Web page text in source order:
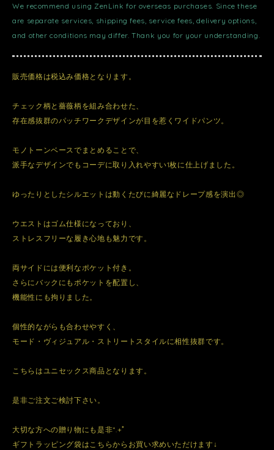
We recommend using ZenLink for overseas purchases. Since these
are separate services, shipping fees, service fees, delivery options,
and other conditions may differ. Thank you for your understanding.
販売価格は税込み価格となります。
チェック柄と薔薇柄を組み合わせた、
存在感抜群のパッチワークデザインが目を惹くワイドパンツ。
モノトーンベースでまとめることで、
派手なデザインでもコーデに取り入れやすい1枚に仕上げました。
ゆったりとしたシルエットは動くたびに綺麗なドレープ感を演出◎
ウエストはゴム仕様になっており、
ストレスフリーな履き心地も魅力です。
両サイドには便利なポケット付き。
さらにバックにもポケットを配置し、
機能性にも拘りました。
個性的ながらも合わせやすく、
モード・ヴィジュアル・ストリートスタイルに相性抜群です。
こちらはユニセックス商品となります。
是非ご注文ご検討下さい。
大切な方への贈り物にも是非*.+ﾟ
ギフトラッピング袋はこちらからお買い求めいただけます↓